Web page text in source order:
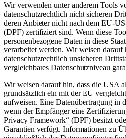
Wir verwenden unter anderem Tools
datenschutzrechtlich nicht sicheren
deren Anbieter nicht nach dem EU-
(DPF) zertifiziert sind. Wenn diese
personenbezogene Daten in diese
verarbeitet werden. Wir weisen darauf
datenschutzrechtlich unsicheren
vergleichbares Datenschutzniveau
Wir weisen darauf hin, dass die USA
grundsätzlich ein mit der EU
aufweisen. Eine Datenübertragung in
wenn der Empfänger eine
Privacy Framework“ (DPF) besitzt
Garantien verfügt. Informationen zu